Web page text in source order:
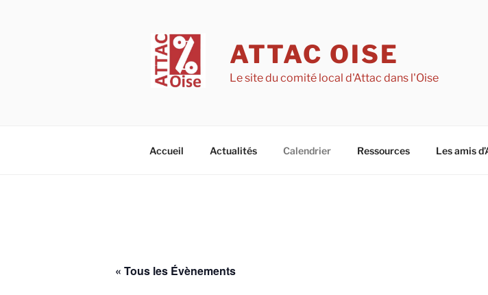
ATTAC OISE
Le site du comité local d'Attac dans l'Oise
Accueil Actualités Calendrier Ressources Les amis
« Tous les Évènements